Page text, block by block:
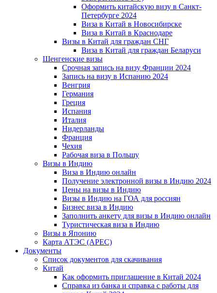
Оформить китайскую визу в Санкт-
Петербурге 2024
Виза в Китай в Новосибирске
Виза в Китай в Краснодаре
Визы в Китай для граждан СНГ
Виза в Китай для граждан Беларуси
Шенгенские визы
Срочная запись на визу Франции 2024
Запись на визу в Испанию 2024
Венгрия
Германия
Греция
Испания
Италия
Нидерланды
Франция
Чехия
Рабочая виза в Польшу
Визы в Индию
Виза в Индию онлайн
Получение электронной визы в Индию 2024
Цены на визы в Индию
Визы в Индию на ГОА для россиян
Бизнес виза в Индию
Заполнить анкету для визы в Индию онлайн
Туристическая виза в Индию
Визы в Японию
Карта АТЭС (APEC)
Документы
Список документов для скачивания
Китай
Как оформить приглашение в Китай 2024
Справка из банка и справка с работы для